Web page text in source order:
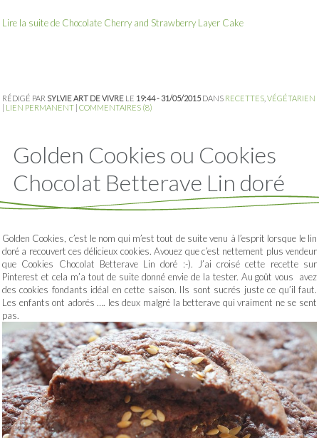
Lire la suite de Chocolate Cherry and Strawberry Layer Cake
RÉDIGÉ PAR SYLVIE ART DE VIVRE LE 19:44 - 31/05/2015DANS RECETTES VÉGÉTARIEN
| LIEN PERMANENT | COMMENTAIRES (8)
Golden Cookies ou Cookies
Chocolat Betterave Lin doré
Golden Cookies, c’est le nom qui m’est tout de suite venu à l’esprit lorsque le lin
doré a recouvert ces délicieux cookies. Avouez que c’est nettement plus vendeur
que Cookies Chocolat Betterave Lin doré :-). J’ai croisé cette recette sur
Pinterest et cela m’a tout de suite donné envie de la tester. Au goût vous avez
des cookies fondants idéal en cette saison. Ils sont sucrés juste ce qu’il faut.
Les enfants ont adorés …. les deux malgré la betterave qui vraiment ne se sent
pas.